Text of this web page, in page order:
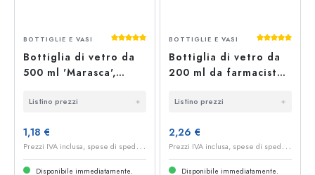
Valutazione media di 5 su 5 stelle
BOTTIGLIE E VASI
Bottiglia di vetro da
500 ml 'Marasca',
31,5
Listino prezzi
1,18 €
P
rezzi IVA inclusa, spese di spedizione escluse
Disponibile immediatamente.
BOTTIGLIE E VASI
Bottiglia di vetro da
200 ml da farmacista,
sughero
Listino prezzi
2,26 €
P
rezzi IVA inclusa, spese di spedizione escluse
Disponibile immediatamente.